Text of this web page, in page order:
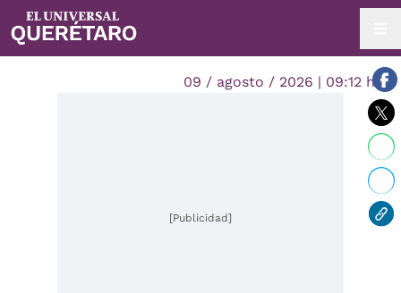
09 / agosto / 2026 | 09:12 hrs.
[Publicidad]